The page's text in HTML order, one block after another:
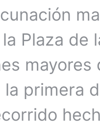
Plaza
primera